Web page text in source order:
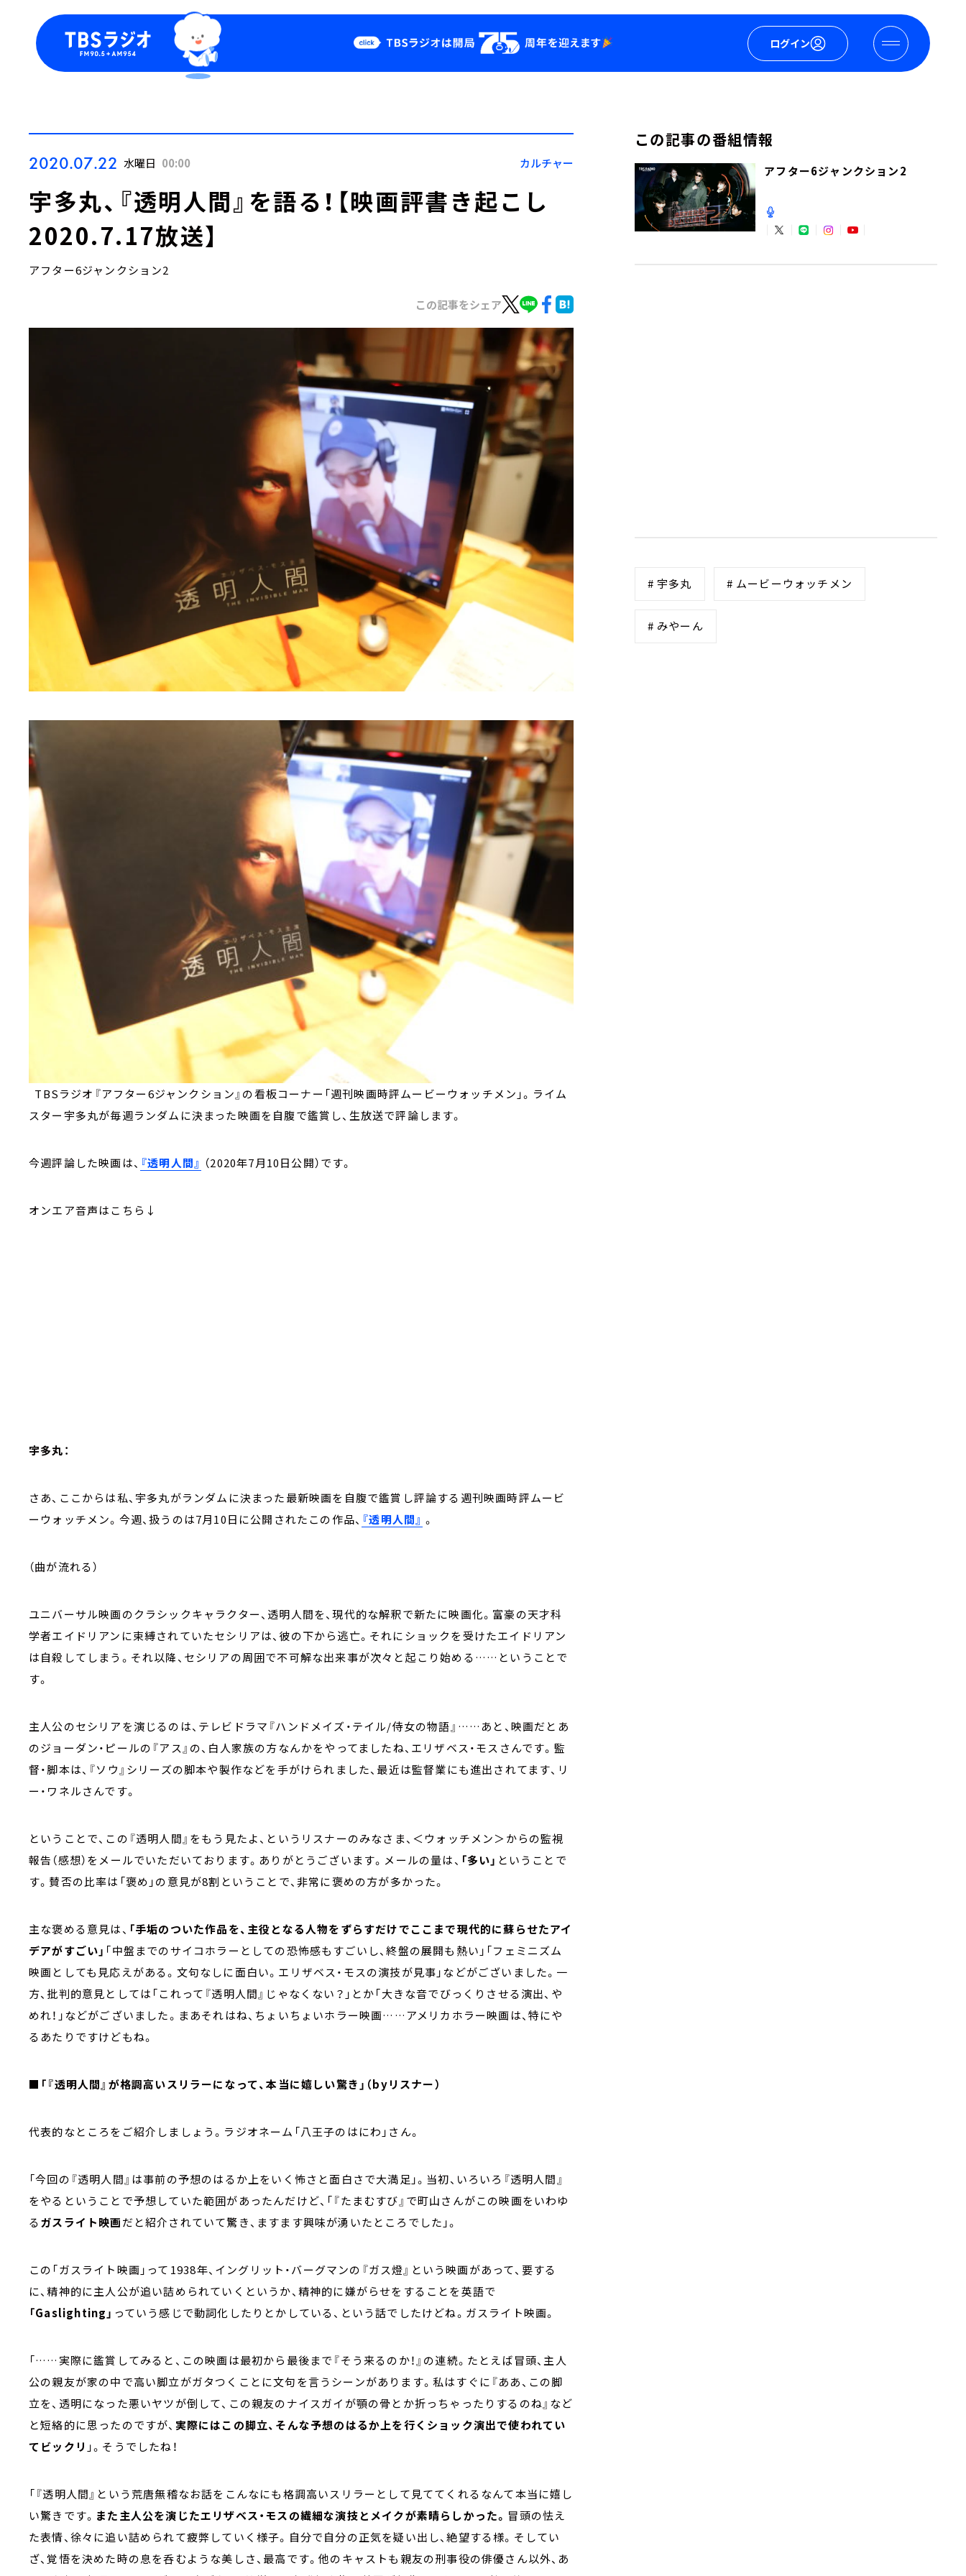
ログイン
Podcast
YouTube
2020.07.22 水曜日 00:00 カルチャー
宇多丸、『透明人間』を語る！【映画評書き起こし
2020.7.17放送】
アフター6ジャンクション2
この記事をシェア
TBSラジオ『アフター6ジャンクション』の看板コーナー「週刊映画時評ムービーウォッチメン」。ライム
スター宇多丸が毎週ランダムに決まった映画を自腹で鑑賞し、生放送で評論します。
今週評論した映画は、 『透明人間』 （2020年7月10日公開）です。
オンエア音声はこちら↓
宇多丸：
さあ、ここからは私、宇多丸がランダムに決まった最新映画を自腹で鑑賞し評論する週刊映画時評ムービ
ーウォッチメン。今週、扱うのは7月10日に公開されたこの作品、 『透明人間』 。
（曲が流れる）
ユニバーサル映画のクラシックキャラクター、透明人間を、現代的な解釈で新たに映画化。富豪の天才科
学者エイドリアンに束縛されていたセシリアは、彼の下から逃亡。それにショックを受けたエイドリアン
は自殺してしまう。それ以降、セシリアの周囲で不可解な出来事が次々と起こり始める…… ということで
す。
主人公のセシリアを演じるのは、テレビドラマ『ハンドメイズ・テイル/侍女の物語』 …… あと、映画だとあ
のジョーダン・ピールの『アス』の、白人家族の方なんかをやってましたね、エリザベス・モスさんです。監
督・脚本は、『ソウ』シリーズの脚本や製作などを手がけられました、最近は監督業にも進出されてます、リ
ー・ワネルさんです。
ということで、この『透明人間』をもう見たよ、というリスナーのみなさま、＜ウォッチメン＞からの監視
報告（感想）をメールでいただいております。ありがとうございます。メールの量は、 「多い」 ということで
す。賛否の比率は「褒め」の意見が8割ということで、非常に褒めの方が多かった。
主な褒める意見は、 「手垢のついた作品を、主役となる人物をずらすだけでここまで現代的に蘇らせたアイ
デアがすごい」 「中盤までのサイコホラーとしての恐怖感もすごいし、終盤の展開も熱い」「フェミニズム
映画としても見応えがある。文句なしに面白い。エリザベス・モスの演技が見事」などがございました。一
方、批判的意見としては「これって『透明人間』じゃなくない？」とか「大きな音でびっくりさせる演出、や
めれ！」などがございました。まあそれはね、ちょいちょいホラー映画…… アメリカホラー映画は、特にや
るあたりですけどもね。
■「『透明人間』が格調高いスリラーになって、本当に嬉しい驚き」（byリスナー）
代表的なところをご紹介しましょう。ラジオネーム「八王子のはにわ」さん。
「今回の『透明人間』は事前の予想のはるか上をいく怖さと面白さで大満足」。当初、いろいろ『透明人間』
をやるということで予想していた範囲があったんだけど、「『たまむすび』で町山さんがこの映画をいわゆ
るガスライト映画だと紹介されていて驚き、ますます興味が湧いたところでした」。
この「ガスライト映画」って ――1938年、イングリット・バーグマンの『ガス燈』という映画があって、要する
に、精神的に主人公が追い詰められていくというか、精神的に嫌がらせをすることを英語で
「Gaslighting 」 っていう感じで動詞化したりとかしている、という話でしたけどね。ガスライト映画。
「…… 実際に鑑賞してみると、この映画は最初から最後まで『そう来るのか！』の連続。たとえば冒頭、主人
公の親友が家の中で高い脚立がガタつくことに文句を言うシーンがあります。私はすぐに『ああ、この脚
立を、透明になった悪いヤツが倒して、この親友のナイスガイが顎の骨とか折っちゃったりするのね』など
と短絡的に思ったのですが、 実際にはこの脚立、そんな予想のはるか上を行くショック演出で使われてい
てビックリ 」。そうでしたね！
「『透明人間』という荒唐無稽なお話をこんなにも格調高いスリラーとして見ててくれるなんて本当に嬉し
い驚きです。 また主人公を演じたエリザベス・モスの繊細な演技とメイクが素晴らしかった。 冒頭の怯え
た表情、徐々に追い詰められて疲弊していく様子。自分で自分の正気を疑い出し、絶望する様。そしてい
ざ、覚悟を決めた時の息を呑むような美しさ、最高です。他のキャストも親友の刑事役の俳優さん以外、あ
この記事の番組情報
アフター6ジャンクション2
# 宇多丸 # ムービーウォッチメン
# みやーん